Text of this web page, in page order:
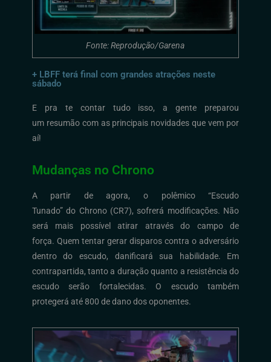
Fonte: Reprodução/Garena
+ LBFF terá final com grandes atrações neste
sábado
E pra te contar tudo isso,
a gente preparou
um resumãocom as principais novidades que vem por
aí!
Mudanças no Chrono
A partir de agora, o polêmico“Escudo
Tunado”do Chrono(CR7), sofrerá modificações. Não
será mais possível atirar através do campo de
força. Quem tentar gerar disparos contra o adversário
dentro do escudo, danificará sua habilidade.
Em
contrapartida, tanto a duração quanto a resistência do
escudo serão fortalecidas.
O escudo também
protegerá até 800 de dano dos oponentes.